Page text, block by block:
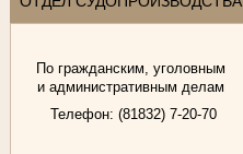
По гражданским, уголовным
и административным делам
Телефон: (81832) 7-20-70